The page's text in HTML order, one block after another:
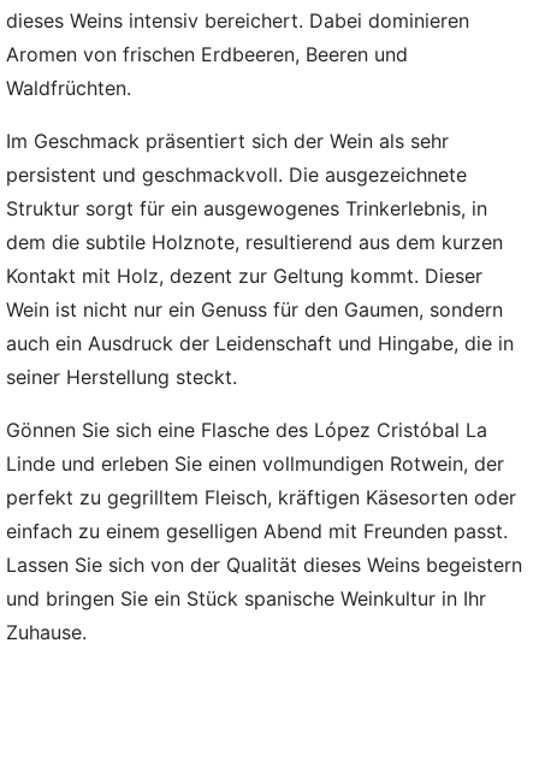
dieses Weins intensiv bereichert. Dabei dominieren
Aromen von frischen Erdbeeren, Beeren und
Waldfrüchten.
Im Geschmack präsentiert sich der Wein als sehr
persistent und geschmackvoll. Die ausgezeichnete
Struktur sorgt für ein ausgewogenes Trinkerlebnis, in
dem die subtile Holznote, resultierend aus dem kurzen
Kontakt mit Holz, dezent zur Geltung kommt. Dieser
Wein ist nicht nur ein Genuss für den Gaumen, sondern
auch ein Ausdruck der Leidenschaft und Hingabe, die in
seiner Herstellung steckt.
Gönnen Sie sich eine Flasche des López Cristóbal La
Linde und erleben Sie einen vollmundigen Rotwein, der
perfekt zu gegrilltem Fleisch, kräftigen Käsesorten oder
einfach zu einem geselligen Abend mit Freunden passt.
Lassen Sie sich von der Qualität dieses Weins begeistern
und bringen Sie ein Stück spanische Weinkultur in Ihr
Zuhause.